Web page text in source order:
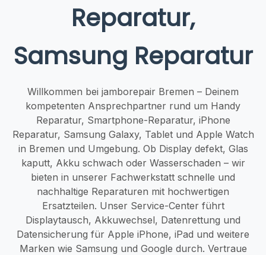
Reparatur,
Samsung Reparatur
Willkommen bei jamborepair Bremen – Deinem
kompetenten Ansprechpartner rund um Handy
Reparatur, Smartphone-Reparatur, iPhone
Reparatur, Samsung Galaxy, Tablet und Apple Watch
in Bremen und Umgebung. Ob Display defekt, Glas
kaputt, Akku schwach oder Wasserschaden – wir
bieten in unserer Fachwerkstatt schnelle und
nachhaltige Reparaturen mit hochwertigen
Ersatzteilen. Unser Service-Center führt
Displaytausch, Akkuwechsel, Datenrettung und
Datensicherung für Apple iPhone, iPad und weitere
Marken wie Samsung und Google durch. Vertraue